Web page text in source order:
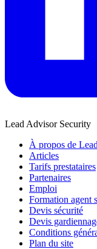
Lead Advisor Security
À propos de
Articles
Tarifs prestataires
Partenaires
Emploi
Formation agent
Devis sécurité
Devis
Conditions
Plan du site